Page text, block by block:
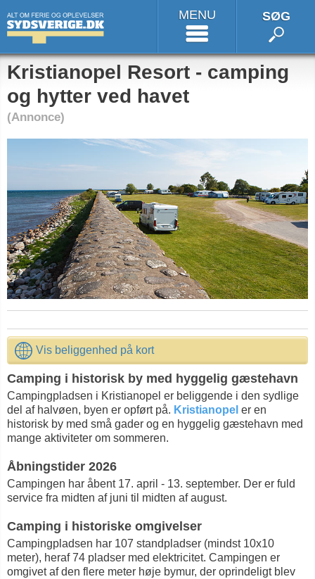
MENU SØG
Kristianopel Resort - camping
og hytter ved havet
(Annonce)
Vis beliggenhed på kort
Camping i historisk by med hyggelig gæstehavn
Campingpladsen i Kristianopel er beliggende i den sydlige
del af halvøen, byen er opført på. Kristianopel er en
historisk by med små gader og en hyggelig gæstehavn med
mange aktiviteter om sommeren.
Åbningstider 2026
Campingen har åbent 17. april - 13. september. Der er fuld
service fra midten af juni til midten af august.
Camping i historiske omgivelser
Campingpladsen har 107 standpladser (mindst 10x10
meter), heraf 74 pladser med elektricitet. Campingen er
omgivet af den flere meter høje bymur, der oprindeligt blev